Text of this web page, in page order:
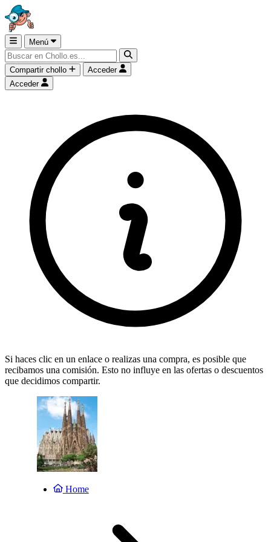
Menú
Compartir chollo
Acceder
Acceder
Si haces clic en un enlace o realizas una compra, es posible que
recibamos una comisión. Esto no influye en las ofertas o descuentos
que decidimos compartir.
Home